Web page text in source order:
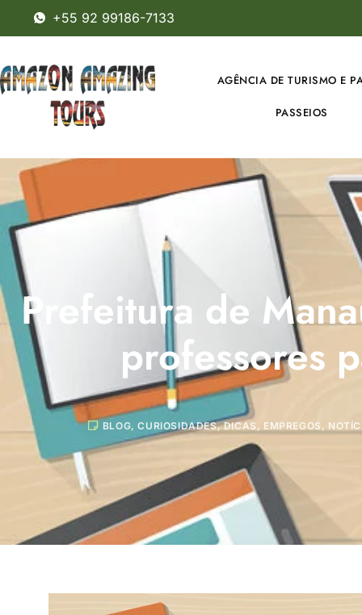
+55 92 99186-7133
AGÊNCIA DE TURISMO E
PASSEIOS
Prefeitura de
professores
BLOG,CURIOSIDADES,DICAS , EMPREGOS ,